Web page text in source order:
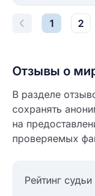
1 2
Отзывы о
В разделе
сохранять
на
проверяемых
Рейтинг судьи